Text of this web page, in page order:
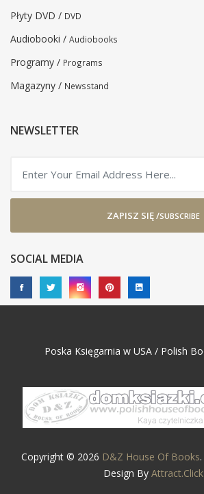
Płyty DVD / DVD
Audiobooki / Audiobooks
Programy / Programs
Magazyny / Newsstand
NEWSLETTER
ZAPISZ SIĘ /SUBSCRIBE
SOCIAL MEDIA
Poska Księgarnia w USA / Polish
Copyright © 2026 D&Z House Of Books
Design By Attract.Click